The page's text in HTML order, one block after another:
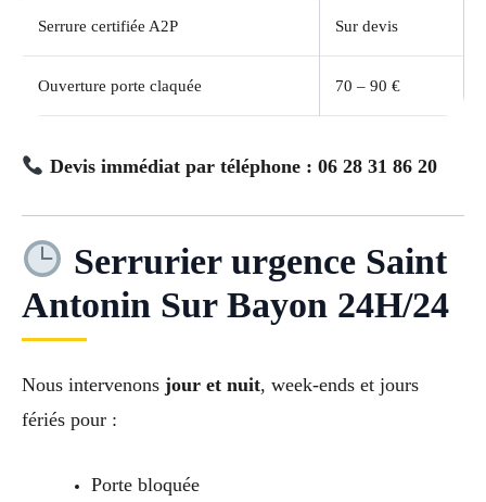
Serrure certifiée A2P Sur devis
Ouverture porte claquée 70 – 90 €
Devis immédiat par téléphone : 06 28 31 86 20
Serrurier urgence Saint
Antonin Sur Bayon 24H/24
Nous intervenons jour et nuit, week-ends et jours
fériés pour :
Porte bloquée